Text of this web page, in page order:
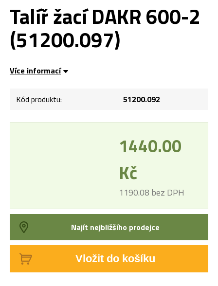
Talíř žací DAKR 600-2
(51200.097)
Více informací
Kód produktu: 51200.092
1440.00
Kč
1190.08 bez DPH
Najít nejbližšího prodejce
Vložit do košíku